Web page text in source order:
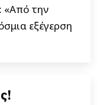
«Από την
εξέγερση